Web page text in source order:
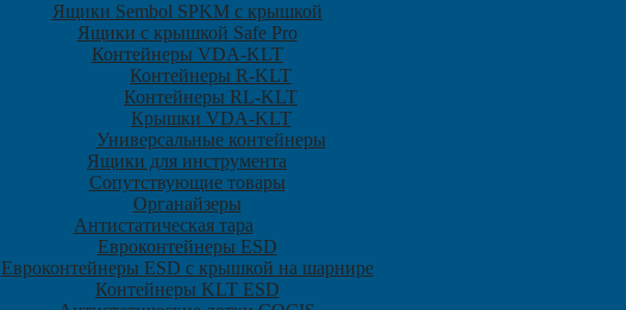
Ящики Sembol SPKM с крышкой
Ящики с крышкой Safe Pro
Контейнеры VDA-KLT
Контейнеры R-KLT
Контейнеры RL-KLT
Крышки VDA-KLT
Универсальные контейнеры
Ящики для инструмента
Сопутствующие товары
Органайзеры
Антистатическая тара
Eвроконтейнеры ЕSD
Евроконтейнеры ESD с крышкой на шарнире
Контейнеры KLT ESD